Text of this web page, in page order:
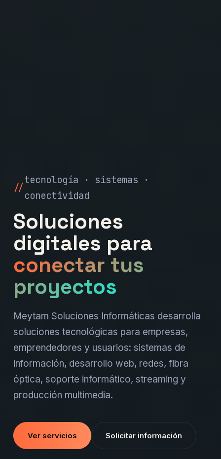
tecnología · sistemas ·
conectividad
Soluciones
digitales para
conectar tus
proyectos
Meytam Soluciones Informáticas desarrolla
soluciones tecnológicas para empresas,
emprendedores y usuarios: sistemas de
información, desarrollo web, redes, fibra
óptica, soporte informático, streaming y
producción multimedia.
Ver servicios Solicitar información